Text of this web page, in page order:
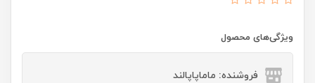
ویژگی‌های محصول
فروشنده: ماماپاپالند